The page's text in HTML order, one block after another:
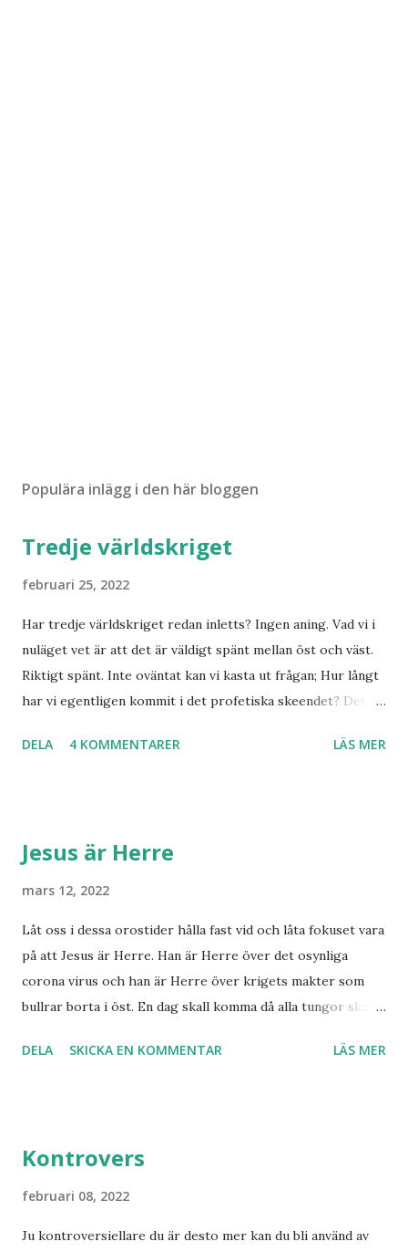
Populära inlägg i den här bloggen
Tredje världskriget
februari 25, 2022
Har tredje världskriget redan inletts? Ingen aning. Vad vi i
nuläget vet är att det är väldigt spänt mellan öst och väst.
Riktigt spänt. Inte oväntat kan vi kasta ut frågan; Hur långt
har vi egentligen kommit i det profetiska skeendet? Det
särskilt långt kvar till Jesu tillkommelse. Finns det något
i Norge sett tredje världskriget bryta ut någon koppling
och gudsmannen Anton Johanson såg många syner och
uppenbarelser som redan skedde under hans egen levnad.
Han dog 1928. Skandinavien har knappast haft någon profet
av hans kaliber när det gäller drömmar och syner som just
han såg angåe...
DELA 4 KOMMENTARER LÄS MER
Jesus är Herre
mars 12, 2022
Låt oss i dessa orostider hålla fast vid och låta fokuset vara
på att Jesus är Herre. Han är Herre över det osynliga
corona virus och han är Herre över krigets makter som
bullrar borta i öst. En dag skall komma då alla tungor skall
jorden att Jesus Kristus är Herre! Ära Halleluja! Detta är
DELA SKICKA EN KOMMENTAR LÄS MER
Kontrovers
februari 08, 2022
Ju kontroversiellare du är desto mer kan du bli använd av